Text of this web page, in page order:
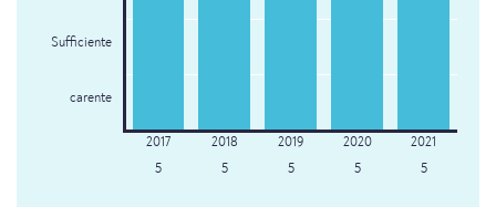
Sufficiente
carente
5 5 5 5 5